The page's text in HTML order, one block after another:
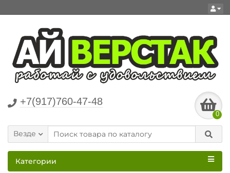
+7(917)760-47-48
0
Везде
Категории